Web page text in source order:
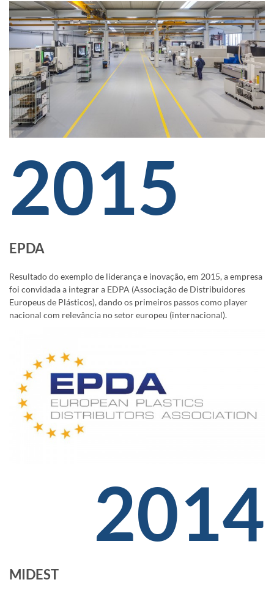
2015
EPDA
Resultado do exemplo de liderança e inovação, em 2015, a empresa
foi convidada a integrar a EDPA (Associação de Distribuidores
Europeus de Plásticos), dando os primeiros passos como player
nacional com relevância no setor europeu (internacional).
2014
MIDEST